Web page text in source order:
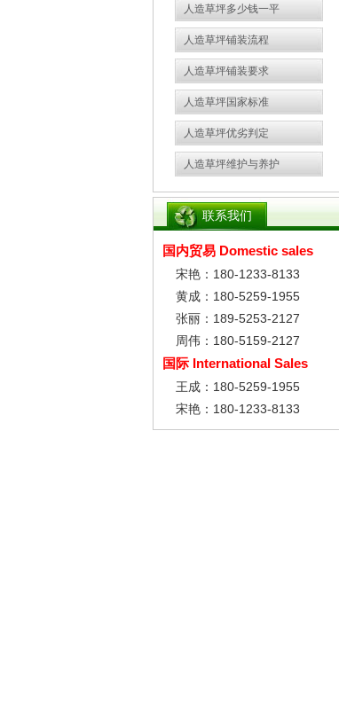
人造草坪多少钱一平
人造草坪铺装流程
人造草坪铺装要求
人造草坪国家标准
人造草坪优劣判定
人造草坪维护与养护
联系我们
国内贸易 Domestic sales
宋艳：180-1233-8133
黄成：180-5259-1955
张丽：189-5253-2127
周伟：180-5159-2127
国际 International Sales
王成：180-5259-1955
宋艳：180-1233-8133